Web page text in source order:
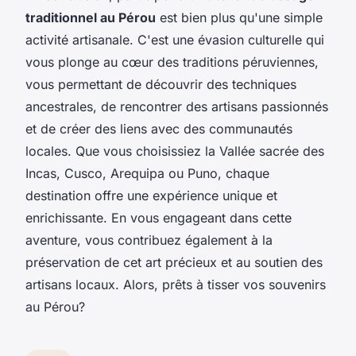
traditionnel au Pérou est bien plus qu'une simple
activité artisanale. C'est une évasion culturelle qui
vous plonge au cœur des traditions péruviennes,
vous permettant de découvrir des techniques
ancestrales, de rencontrer des artisans passionnés
et de créer des liens avec des communautés
locales. Que vous choisissiez la Vallée sacrée des
Incas, Cusco, Arequipa ou Puno, chaque
destination offre une expérience unique et
enrichissante. En vous engageant dans cette
aventure, vous contribuez également à la
préservation de cet art précieux et au soutien des
artisans locaux. Alors, prêts à tisser vos souvenirs
au Pérou?